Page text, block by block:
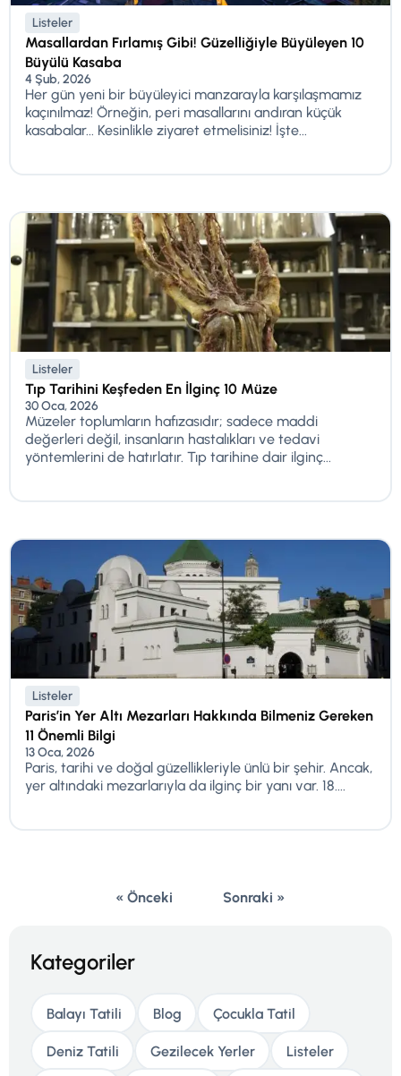
Listeler
Masallardan Fırlamış Gibi! Güzelliğiyle Büyüleyen 10
Büyülü Kasaba
4 Şub, 2026
Her gün yeni bir büyüleyici manzarayla karşılaşmamız
kaçınılmaz! Örneğin, peri masallarını andıran küçük
kasabalar... Kesinlikle ziyaret etmelisiniz! İşte...
Listeler
Tıp Tarihini Keşfeden En İlginç 10 Müze
30 Oca, 2026
Müzeler toplumların hafızasıdır; sadece maddi
değerleri değil, insanların hastalıkları ve tedavi
yöntemlerini de hatırlatır. Tıp tarihine dair ilginç...
Listeler
Paris’in Yer Altı Mezarları Hakkında Bilmeniz Gereken
11 Önemli Bilgi
13 Oca, 2026
Paris, tarihi ve doğal güzellikleriyle ünlü bir şehir. Ancak,
yer altındaki mezarlarıyla da ilginç bir yanı var. 18....
« Önceki Sonraki »
Kategoriler
Balayı Tatili Blog Çocukla Tatil
Deniz Tatili Gezilecek Yerler Listeler